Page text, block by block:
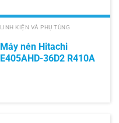
LINH KIỆN VÀ PHỤ TÙNG
Máy nén Hitachi
E405AHD-36D2 R410A